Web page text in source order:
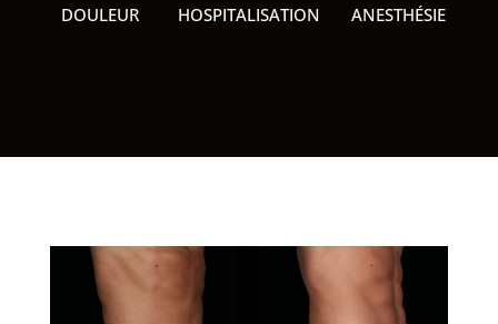
DOULEUR HOSPITALISATION ANESTHÉSIE